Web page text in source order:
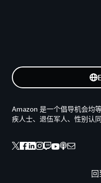
Amazon 是一个倡导机会均
疾人士、退伍军人、性别认